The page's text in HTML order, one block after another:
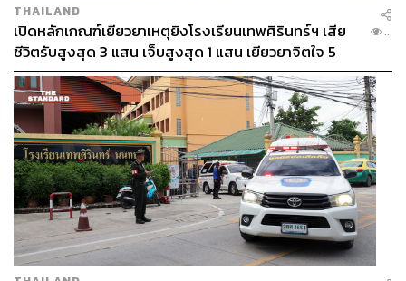
THAILAND
เปิดหลักเกณฑ์เยียวยาเหตุยิงโรงเรียนเทพศิรินทร์ฯ เสีย
ชีวิตรับสูงสุด 3 แสน เจ็บสูงสุด 1 แสน เยียวยาจิตใจ 5
ระดับ
...